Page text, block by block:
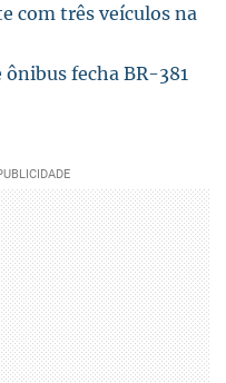
com três veículos na
fecha BR-381